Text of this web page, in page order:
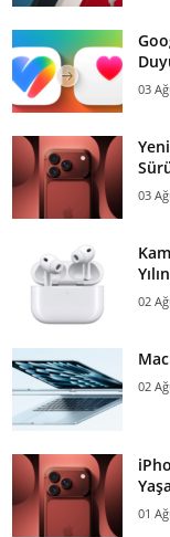
03
03
02
02
01